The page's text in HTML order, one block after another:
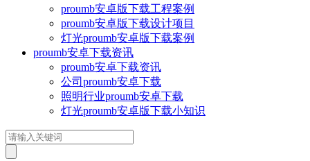
proumb安卓版下载工程案例
proumb安卓版下载设计项目
灯光proumb安卓版下载案例
proumb安卓下载资讯
proumb安卓下载资讯
公司proumb安卓下载
照明行业proumb安卓下载
灯光proumb安卓版下载小知识